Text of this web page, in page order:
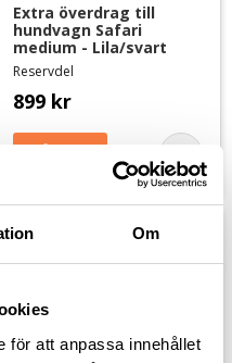
Om
för att anpassa innehållet
Extra överdrag till
hundvagn Safari
medium - Lila/svart
Reservdel
899 kr
Lägg